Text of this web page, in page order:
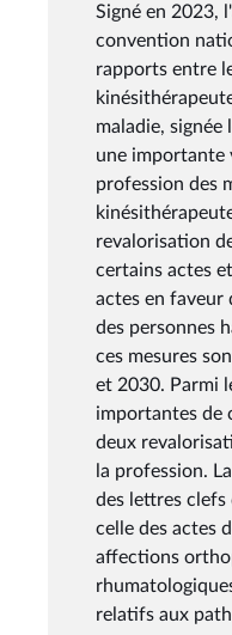
Signé en 2023,
convention
rapports entre
maladie, signée
une importante
profession des
revalorisation
certains actes
actes en faveur
des personnes
ces mesures
et 2030. Parmi
importantes de
deux
la profession.
des lettres clefs
celle des actes
affections
relatifs aux